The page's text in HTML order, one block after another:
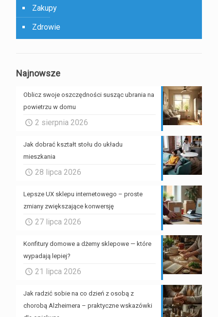
Zakupy
Zdrowie
Najnowsze
Oblicz swoje oszczędności susząc ubrania na
powietrzu w domu
2 sierpnia 2026
Jak dobrać kształt stołu do układu
mieszkania
28 lipca 2026
Lepsze UX sklepu internetowego – proste
zmiany zwiększające konwersję
27 lipca 2026
Konfitury domowe a dżemy sklepowe — które
wypadają lepiej?
21 lipca 2026
Jak radzić sobie na co dzień z osobą z
chorobą Alzheimera – praktyczne wskazówki